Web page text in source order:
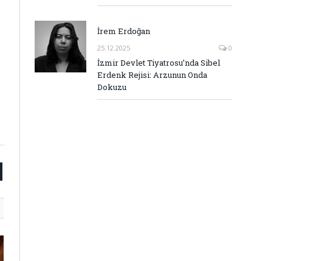
İrem Erdoğan
25.12.2025 0
İzmir Devlet Tiyatrosu’nda Sibel
Erdenk Rejisi: Arzunun Onda
Dokuzu